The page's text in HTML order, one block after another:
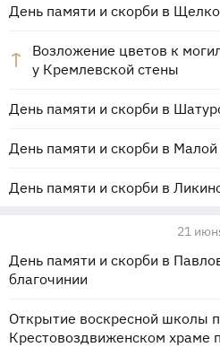
День памяти и скорби в
Возложение цветов к
у Кремлевской стены
День памяти и скорби в
День памяти и скорби в
День памяти и скорби в
21
День памяти и скорби в
благочинии
Открытие воскресной школы
Крестовоздвиженском храме